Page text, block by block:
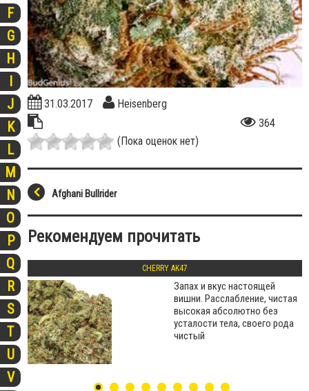
F
G
H
I
J
K
L
M
N
O
P
Q
R
S
T
U
V
31.03.2017
Heisenberg
364
(Пока оценок нет)
Afghani Bullrider
Рекомендуем прочитать
CHERRY AK47
Запах и вкус настоящей
вишни. Расслабление, чистая
высокая абсолютно без
усталости тела, своего рода
чистый